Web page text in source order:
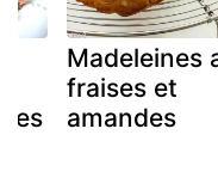
Madeleines
fraises et
amandes